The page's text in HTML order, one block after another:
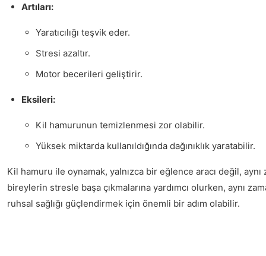
Artıları:
Yaratıcılığı teşvik eder.
Stresi azaltır.
Motor becerileri geliştirir.
Eksileri:
Kil hamurunun temizlenmesi zor olabilir.
Yüksek miktarda kullanıldığında dağınıklık yaratabilir.
Kil hamuru ile oynamak, yalnızca bir eğlence aracı değil,
bireylerin stresle başa çıkmalarına yardımcı olurken, aynı
ruhsal sağlığı güçlendirmek için önemli bir adım olabilir.